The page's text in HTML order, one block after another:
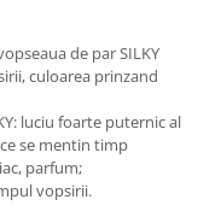
de par SILKY
culoarea prinzand
luciu foarte puternic al
se mentin timp
parfum;
vopsirii.